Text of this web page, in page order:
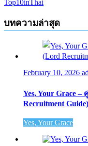
Top10inThai
บทความล่าสุด
February 10, 2026
Yes, Your Grace
Recruitment Guide)
Yes, Your Grace